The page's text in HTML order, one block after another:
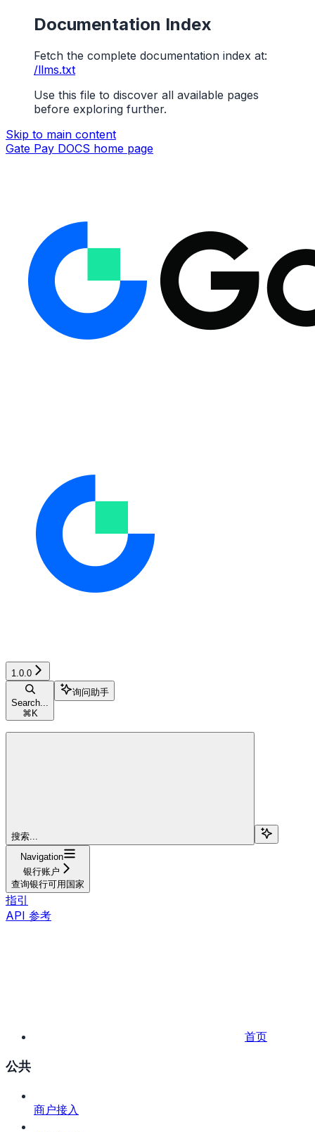
Documentation Index
Fetch the complete documentation index at:
/llms.txt
Use this file to discover all available pages
before exploring further.
Skip to main content
Gate Pay DOCS home page
1.0.0
Search...
⌘ K
询问助手
搜索...
Navigation
银行账户
查询银行可用国家
指引
API 参考
首页
公共
商户接入